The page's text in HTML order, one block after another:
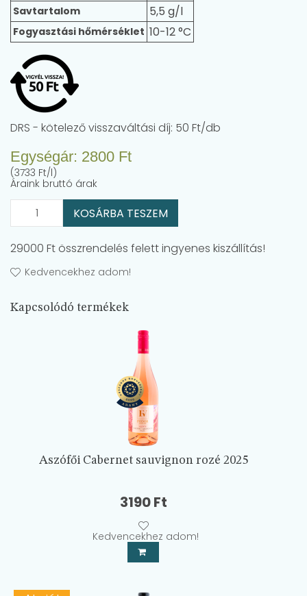
Savtartalom 5,5 g/l
Fogyasztási hőmérséklet 10-12 °C
DRS - kötelező visszaváltási díj: 50 Ft/db
Egységár: 2800 Ft
(3733 Ft/l)
Áraink bruttó árak
KOSÁRBA TESZEM
29000 Ft összrendelés felett ingyenes kiszállítás!
Kedvencekhez adom!
Kapcsolódó termékek
Aszófői Cabernet sauvignon rozé 2025
3190Ft
Kedvencekhez adom!